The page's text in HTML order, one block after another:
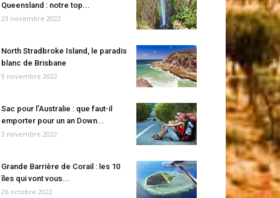
Queensland : notre top...
23 novembre 2022
North Stradbroke Island, le paradis
blanc de Brisbane
9 novembre 2022
Sac pour l’Australie : que faut-il
emporter pour un an Down...
2 novembre 2022
Grande Barrière de Corail : les 10
îles qui vont vous...
26 octobre 2022